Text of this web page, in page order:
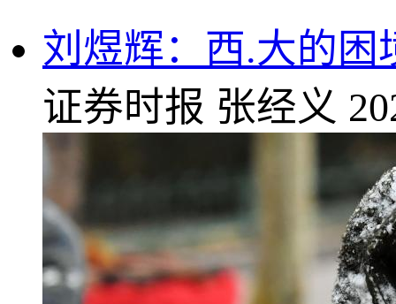
刘煜辉：西.大的
证券时报 张经义